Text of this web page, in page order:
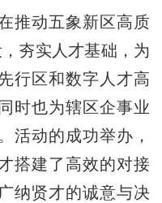
动五象新区高质
夯实人才基础，为
行区和数字人才高
时也为辖区企事业
活动的成功举办，
搭建了高效的对接
纳贤才的诚意与决